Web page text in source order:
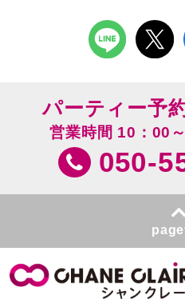
パーティー予
営業時間 10：00
050-